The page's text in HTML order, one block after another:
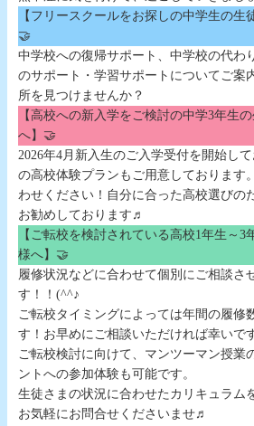
【フリースクールをお探しの中学生の生
🤝
中学校への復帰サポート、中学校の代わ
のサポート・学習サポートについてご案
所を見つけませんか？
【高校への新入学をご検討の中学3年生
へ】🤝
2026年4月新入生のご入学受付を開始し
の高校体験プランもご用意しております
わせください！自分に合った高校選びの
お勧めしております♬
【ご転校を検討されている高校1年生～
様へ】🤝
履修状況などに合わせて個別にご相談さ
す！！(^^♪
ご転校タイミングによっては年間の履修
す！お早めにご相談いただければ幸いで
ご転校検討に向けて、マンツーマン授業
ントへの参加体験も可能です。
生徒さまの状況に合わせたカリキュラム
お気軽にお問合せくださいませ♬